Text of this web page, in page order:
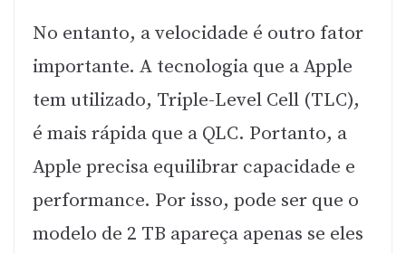
No entanto, a velocidade é outro fator
importante. A tecnologia que a Apple
tem utilizado, Triple-Level Cell (TLC),
é mais rápida que a QLC. Portanto, a
Apple precisa equilibrar capacidade e
performance. Por isso, pode ser que o
modelo de 2 TB apareça apenas se eles